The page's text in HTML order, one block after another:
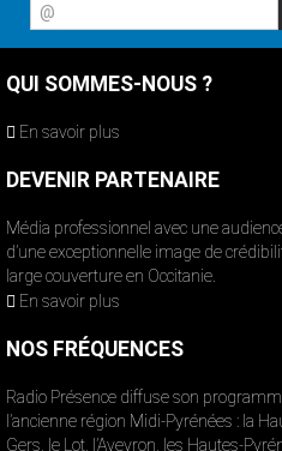
@
QUI SOMMES-NOUS ?
En savoir plus
DEVENIR PARTENAIRE
Média professionnel avec une
d’une exceptionnelle image de
large couverture en Occitanie.
En savoir plus
NOS FRÉQUENCES
Radio Présence diffuse son
l’ancienne région Midi-Pyrénées : la
Gers, le Lot, l’Aveyron, les Hautes-